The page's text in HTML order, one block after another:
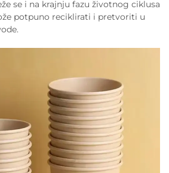
se i na krajnju fazu životnog ciklusa
potpuno reciklirati i pretvoriti u